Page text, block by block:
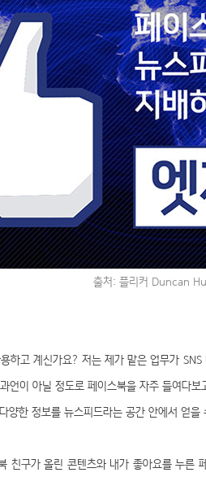
출처: 플리커 Duncan
하고 계신가요? 저는 제가 맡은 업무가
언이 아닐 정도로 페이스북을 자주 들여다
양한 정보를 뉴스피드라는 공간 안에서 얻을
친구가 올린 콘텐츠와 내가 좋아요를 누른